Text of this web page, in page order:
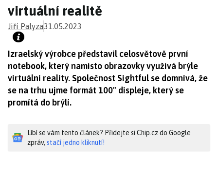
virtuální realitě
Jiří Palyza31.05.2023
Izraelský výrobce představil celosvětově první
notebook, který namísto obrazovky využívá brýle
virtuální reality. Společnost Sightful se domnívá, že
se na trhu ujme formát 100" displeje, který se
promítá do brýlí.
Líbí se vám tento článek? Přidejte si Chip.cz do Google
zpráv, stačí jedno kliknutí!